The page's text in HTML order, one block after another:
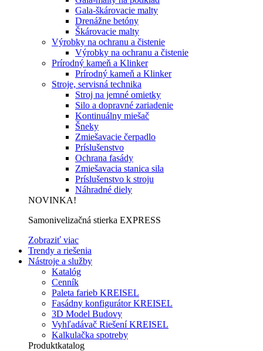
Gala-škárovacie malty
Drenážne betóny
Škárovacie malty
Výrobky na ochranu a čistenie
Výrobky na ochranu a čistenie
Prírodný kameň a Klinker
Prírodný kameň a Klinker
Stroje, servisná technika
Stroj na jemné omietky
Silo a dopravné zariadenie
Kontinuálny miešač
Šneky
Zmiešavacie čerpadlo
Príslušenstvo
Ochrana fasády
Zmiešavacia stanica sila
Príslušenstvo k stroju
Náhradné diely
NOVINKA!
Samonivelizačná stierka EXPRESS
Zobraziť viac
Trendy a riešenia
Nástroje a služby
Katalóg
Cenník
Paleta farieb KREISEL
Fasádny konfigurátor KREISEL
3D Model Budovy
Vyhľadávač Riešení KREISEL
Kalkulačka spotreby
Produktkatalog